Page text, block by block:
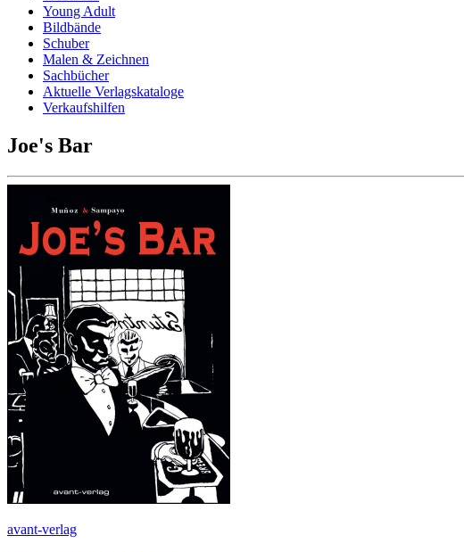
Young Adult
Bildbände
Schuber
Malen & Zeichnen
Sachbücher
Aktuelle Verlagskataloge
Verkaufshilfen
Joe's Bar
avant-verlag